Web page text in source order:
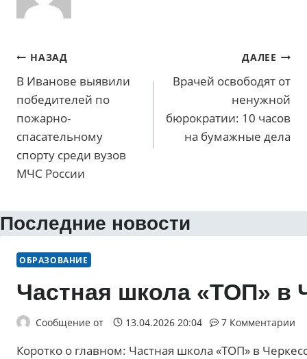
Навигация
по
записям
НАЗАД
В Иванове выявили
победителей по
пожарно-
спасательному
спорту среди вузов
МЧС России
ДАЛЕЕ
Врачей освободят от
ненужной
бюрократии: 10 часов
на бумажные дела
Последние новости
ОБРАЗОВАНИЕ
Частная школа «ТОП» в
Сообщение от 13.04.2026 20:04 7 Комментарии
Коротко о главном: Частная школа «ТОП» в